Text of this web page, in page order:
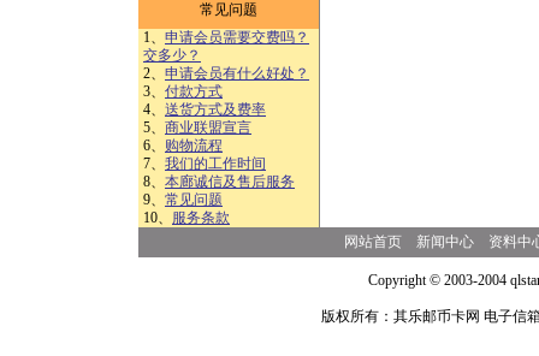
常见问题
1、 申请会员需要交费吗？
交多少？
2、 申请会员有什么好处？
3、 付款方式
4、 送货方式及费率
5、 商业联盟宣言
6、 购物流程
7、 我们的工作时间
8、 本廊诚信及售后服务
9、 常见问题
10、 服务条款
网站首页 新闻中心 资料中
Copyright © 2003-2004
版权所有：其乐邮币卡网 电子信